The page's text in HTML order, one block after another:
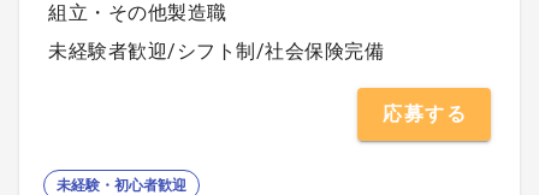
組立・その他製造職
未経験者歓迎/シフト制/社会保険完備
応募する
未経験・初心者歓迎